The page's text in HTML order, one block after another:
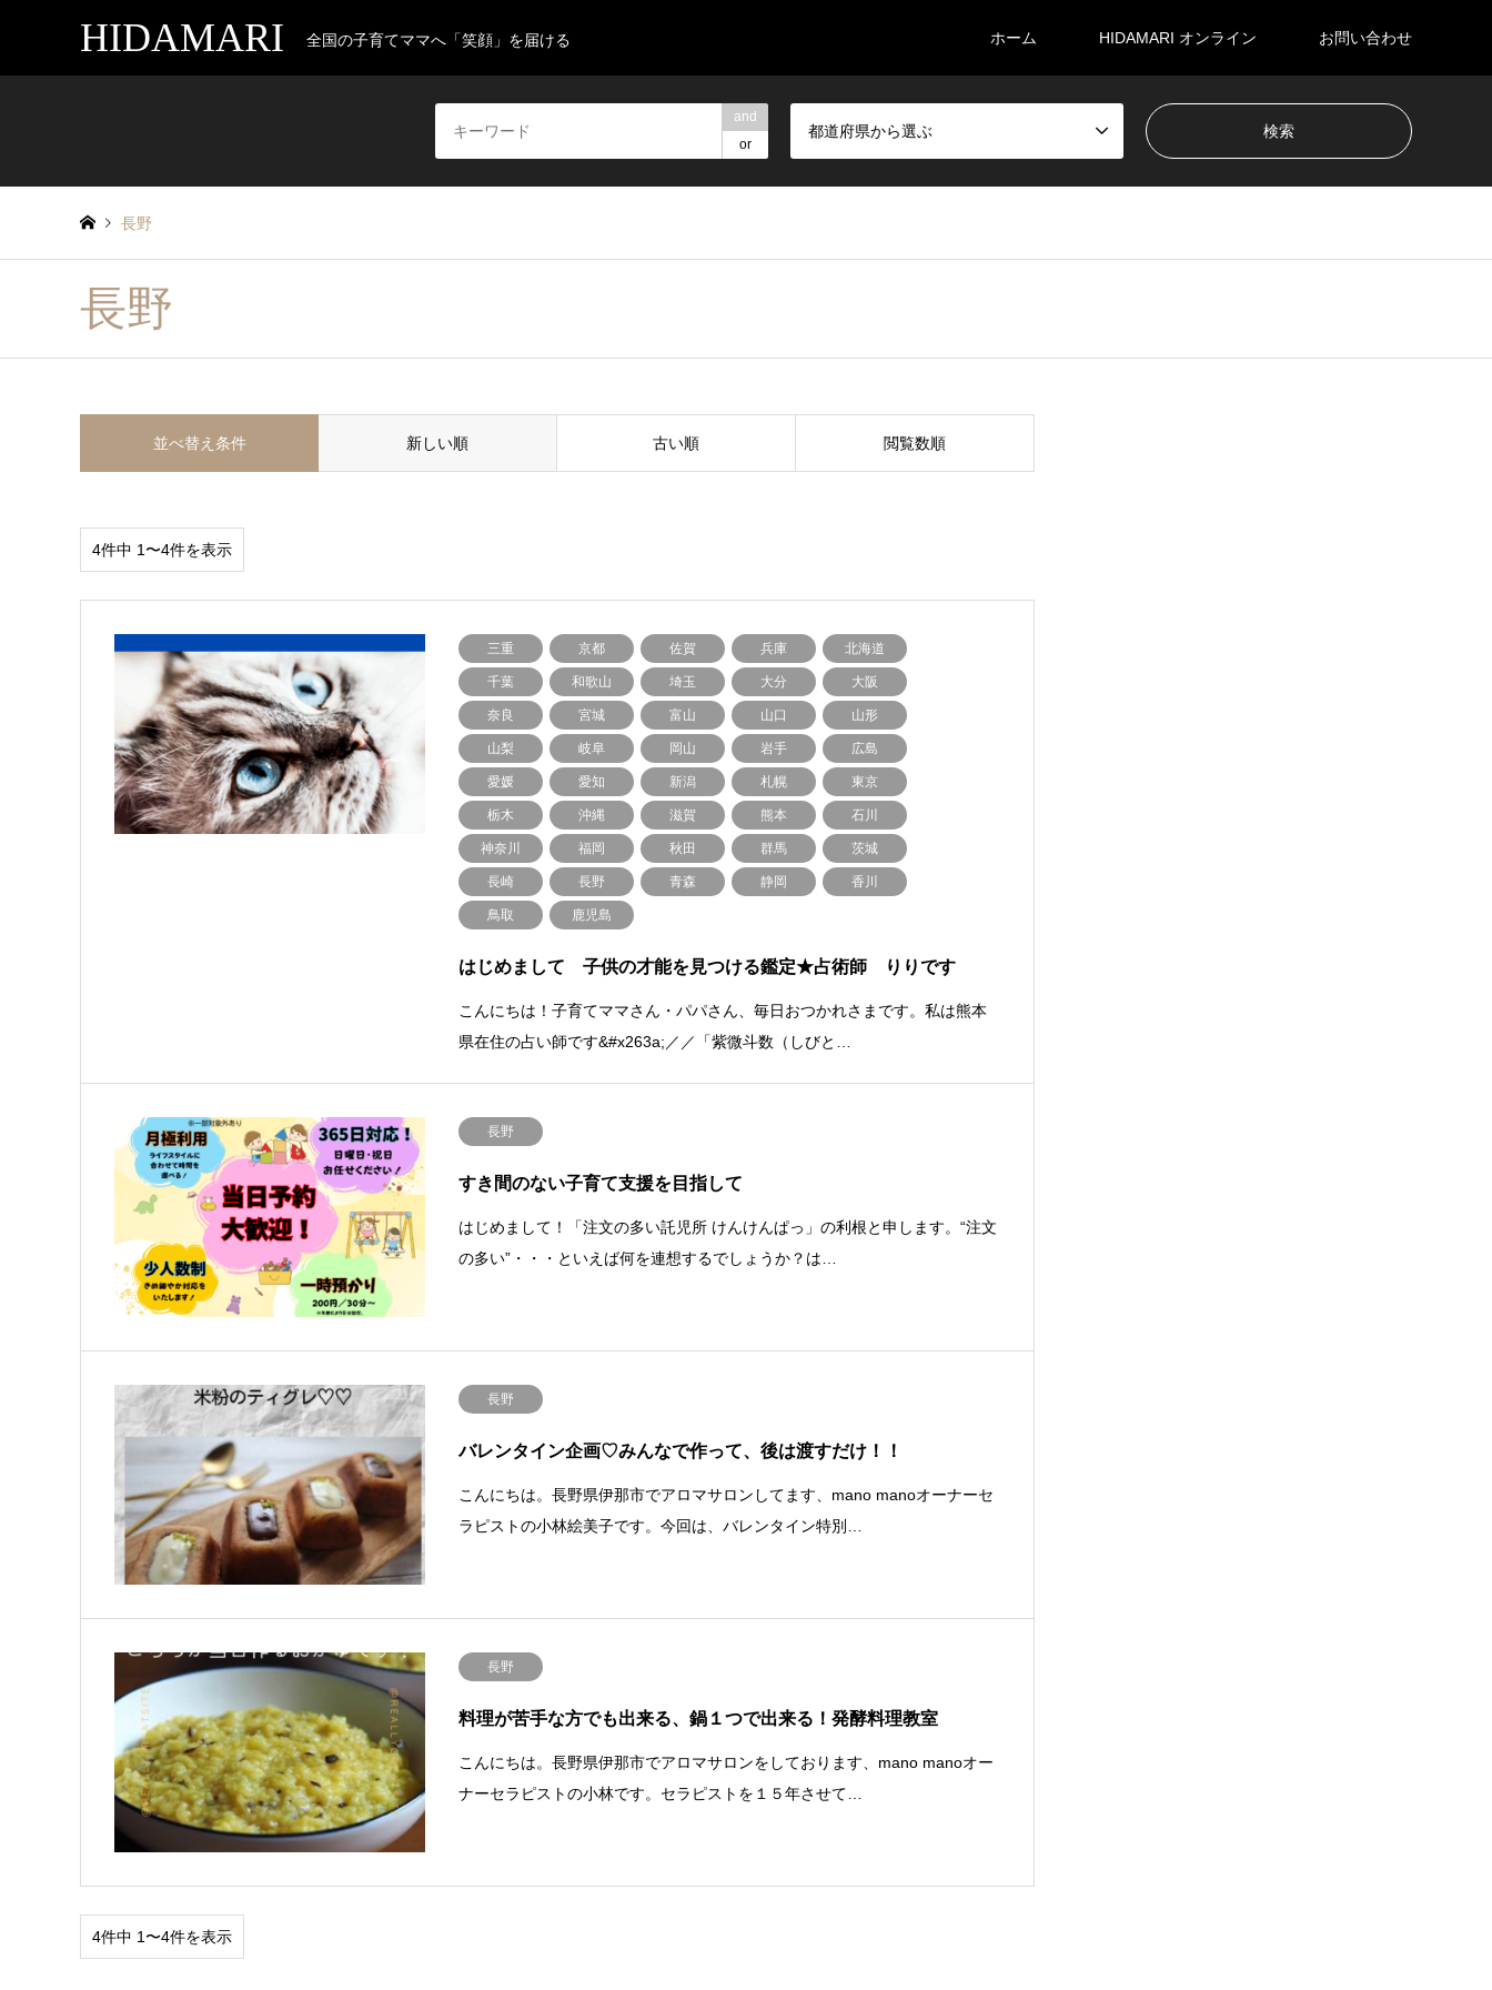
HIDAMARI 全国の子育てママへ「笑顔」を届ける ホーム HIDAMARI オンライン お問い合わせ
and
or
都道府県から選ぶ
長野
長野
並べ替え条件 新しい順 古い順 閲覧数順
4件中 1〜4件を表示
三重 京都 佐賀 兵庫 北海道
千葉 和歌山 埼玉 大分 大阪
奈良 宮城 富山 山口 山形
山梨 岐阜 岡山 岩手 広島
愛媛 愛知 新潟 札幌 東京
栃木 沖縄 滋賀 熊本 石川
神奈川 福岡 秋田 群馬 茨城
長崎 長野 青森 静岡 香川
鳥取 鹿児島
はじめまして 子供の才能を見つける鑑定★占術師 りりです
こんにちは！子育てママさん・パパさん、毎日おつかれさまです。私は熊本
県在住の占い師です&#x263a;︎／／「紫微斗数（しびと…
長野
すき間のない子育て支援を目指して
はじめまして！「注文の多い託児所 けんけんぱっ」の利根と申します。“注文
の多い”・・・といえば何を連想するでしょうか？は…
長野
バレンタイン企画♡みんなで作って、後は渡すだけ！！
こんにちは。長野県伊那市でアロマサロンしてます、mano manoオーナーセ
ラピストの小林絵美子です。今回は、バレンタイン特別…
長野
料理が苦手な方でも出来る、鍋１つで出来る！発酵料理教室
こんにちは。長野県伊那市でアロマサロンをしております、mano manoオー
ナーセラピストの小林です。セラピストを１５年させて…
4件中 1〜4件を表示